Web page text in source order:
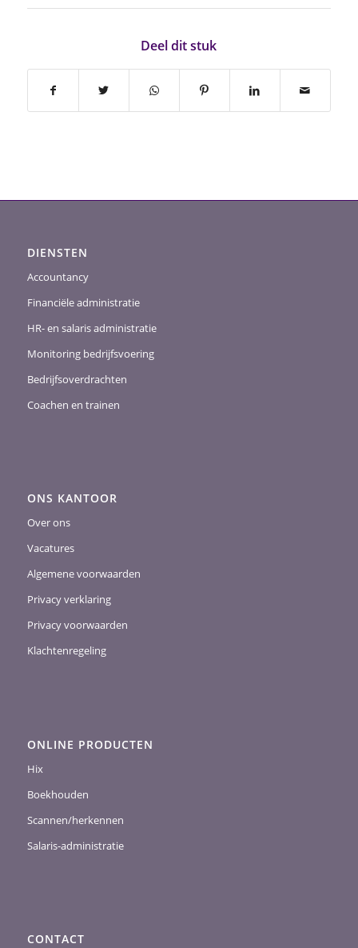
Deel dit stuk
DIENSTEN
Accountancy
Financiële administratie
HR- en salaris administratie
Monitoring bedrijfsvoering
Bedrijfsoverdrachten
Coachen en trainen
ONS KANTOOR
Over ons
Vacatures
Algemene voorwaarden
Privacy verklaring
Privacy voorwaarden
Klachtenregeling
ONLINE PRODUCTEN
Hix
Boekhouden
Scannen/herkennen
Salaris-administratie
CONTACT